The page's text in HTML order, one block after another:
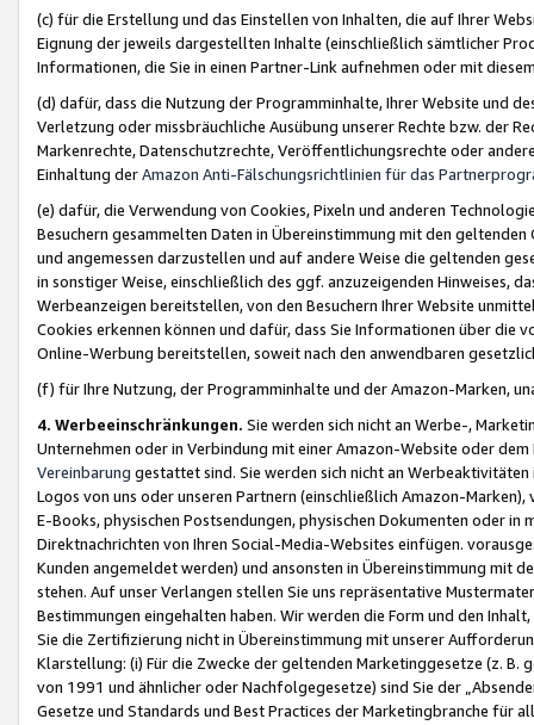
(c) für die Erstellung und das Einstellen von Inhalten, die auf Ihrer
Eignung der jeweils dargestellten Inhalte (einschließlich sämtlicher
Informationen, die Sie in einen Partner-Link aufnehmen oder mit
(d) dafür, dass die Nutzung der Programminhalte, Ihrer Website und
Verletzung oder missbräuchliche Ausübung unserer Rechte bzw. der
Markenrechte, Datenschutzrechte, Veröffentlichungsrechte oder
Einhaltung derAmazon Anti-Fälschungsrichtlinien für das
(e) dafür, die Verwendung von Cookies, Pixeln und anderen
Besuchern gesammelten Daten in Übereinstimmung mit den
und angemessen darzustellen und auf andere Weise die geltenden
in sonstiger Weise, einschließlich des ggf. anzuzeigenden Hinweises,
Werbeanzeigen bereitstellen, von den Besuchern Ihrer Website
Cookies erkennen können und dafür, dass Sie Informationen über die
Online-Werbung bereitstellen, soweit nach den anwendbaren
(f) für Ihre Nutzung, der Programminhalte und der Amazon-Marken,
4. Werbeeinschränkungen. Sie werden sich nicht an Werbe-,
Unternehmen oder in Verbindung mit einer Amazon-Website oder
Vereinbarung gestattet sind. Sie werden sich nicht an
Logos von uns oder unseren Partnern (einschließlich Amazon-
E-Books, physischen Postsendungen, physischen Dokumenten oder in
Direktnachrichten von Ihren Social-Media-Websites einfügen.
Kunden angemeldet werden) und ansonsten in Übereinstimmung mit
stehen. Auf unser Verlangen stellen Sie uns repräsentative
Bestimmungen eingehalten haben. Wir werden die Form und den
Sie die Zertifizierung nicht in Übereinstimmung mit unserer
Klarstellung: (i) Für die Zwecke der geltenden Marketinggesetze (z. B.
von 1991 und ähnlicher oder Nachfolgegesetze) sind Sie der
Gesetze und Standards und Best Practices der Marketingbranche für